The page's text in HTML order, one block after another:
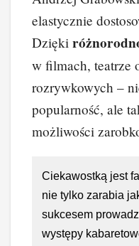
elastycznie
Dzięki
w filmach, teatrze
rozrywkowych –
popularność, ale
możliwości
Ciekawostką jest
nie tylko zarabia
sukcesem
występy